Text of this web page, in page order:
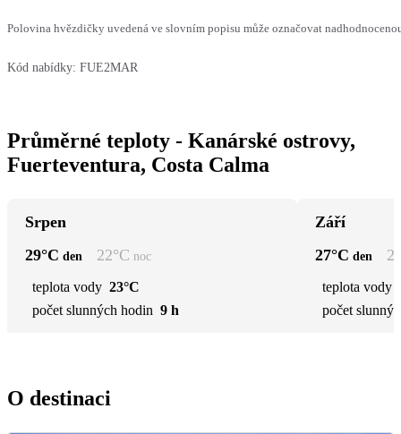
Polovina hvězdičky uvedená ve slovním popisu může označovat
Kód nabídky: FUE2MAR
Průměrné teploty - Kanárské ostrovy,
Fuerteventura, Costa Calma
Srpen
29°C den 22°C noc
teplota vody 23°C
počet slunných hodin 9 h
Září
27°C den
teplota vody
počet
O destinaci